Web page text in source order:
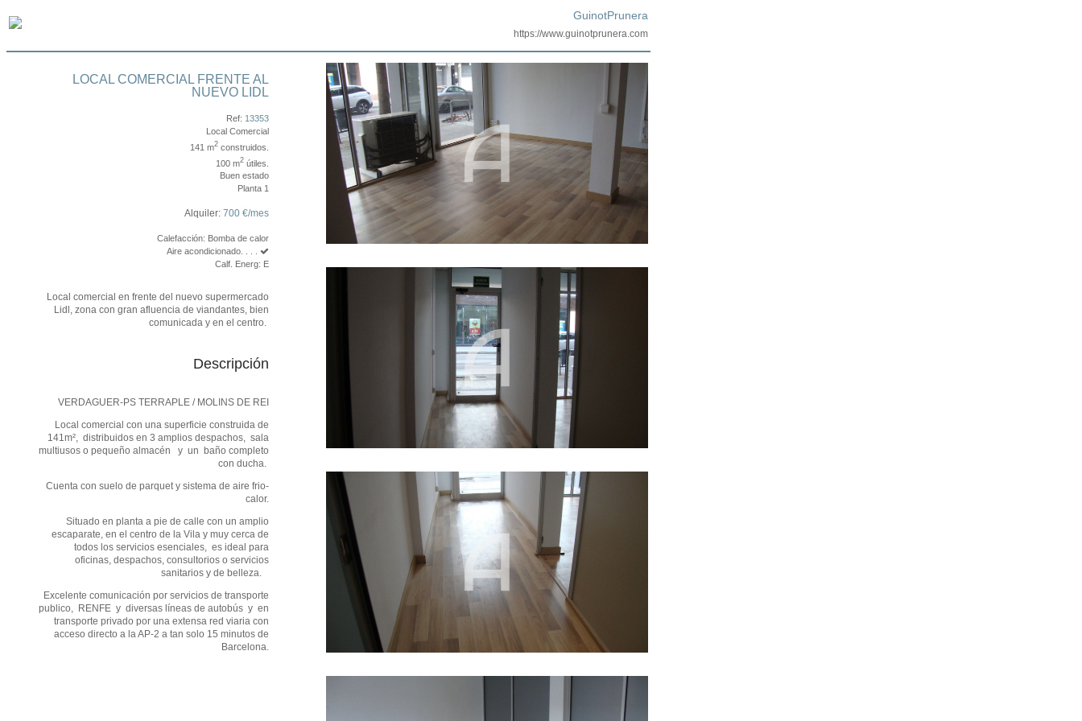
GuinotPrunera
https://www.guinotprunera.com
LOCAL COMERCIAL FRENTE AL
NUEVO LIDL
Ref: 13353
Local Comercial
141 m2 construidos.
100 m2 útiles.
Buen estado
Planta 1
Alquiler: 700 €/mes
Calefacción: Bomba de calor
Aire acondicionado. . . .
Calf. Energ: E
Local comercial en frente del nuevo supermercado
Lidl, zona con gran afluencia de viandantes, bien
comunicada y en el centro.
Descripción
VERDAGUER-PS TERRAPLE / MOLINS DE REI
Local comercial con una superficie construida de
141m², distribuidos en 3 amplios despachos, sala
multiusos o pequeño almacén y un baño completo
con ducha.
Cuenta con suelo de parquet y sistema de aire frio-
calor.
Situado en planta a pie de calle con un amplio
escaparate, en el centro de la Vila y muy cerca de
todos los servicios esenciales, es ideal para
oficinas, despachos, consultorios o servicios
sanitarios y de belleza.
Excelente comunicación por servicios de transporte
publico, RENFE y diversas líneas de autobús y en
transporte privado por una extensa red viaria con
acceso directo a la AP-2 a tan solo 15 minutos de
Barcelona.